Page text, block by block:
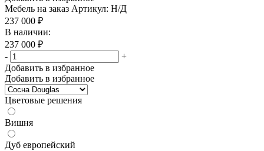
Мебель на заказ Артикул: Н/Д
237 000 ₽
В наличии:
237 000 ₽
-
+
Добавить в избранное
Добавить в избранное
Цветовые решения
Вишня
Дуб европейский